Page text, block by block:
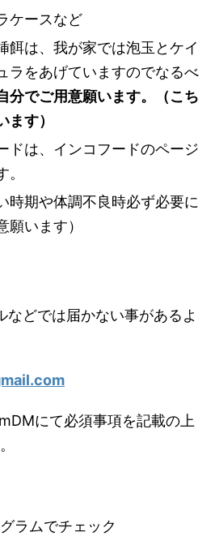
ケースなど
は、我が家では泡玉とケイ
ラをあげていますのでなるべ
分でご用意願います。（こち
ます）
ドは、インコフードのページ
時期や体調不良時必ず必要に
願います）
どでは届かない事があるよ
にて必須事項を記載の上
ラムでチェック